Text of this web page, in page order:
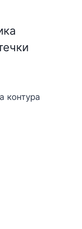
контура